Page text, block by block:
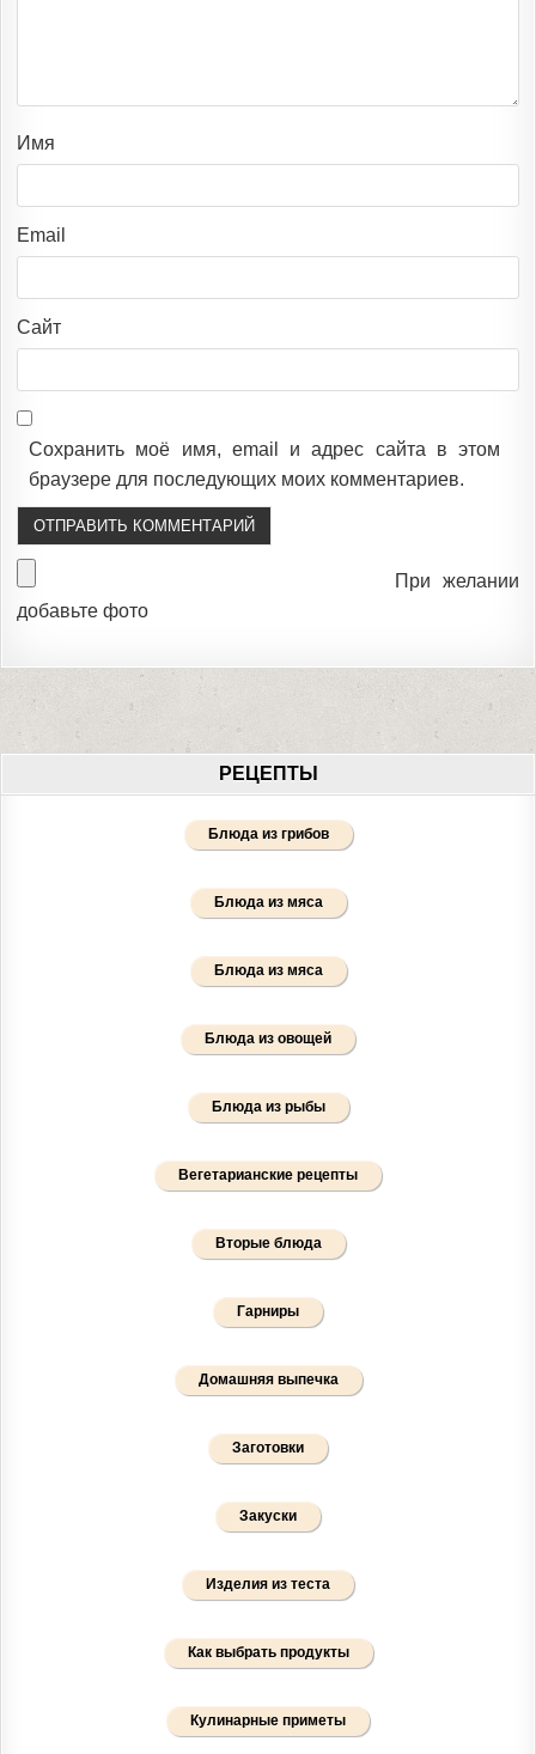
Имя
Email
Сайт
Сохранить моё имя, email и адрес сайта в этом
браузере для последующих моих комментариев.
При желании
добавьте фото
РЕЦЕПТЫ
Блюда из грибов
Блюда из мяса
Блюда из мяса
Блюда из овощей
Блюда из рыбы
Вегетарианские рецепты
Вторые блюда
Гарниры
Домашняя выпечка
Заготовки
Закуски
Изделия из теста
Как выбрать продукты
Кулинарные приметы